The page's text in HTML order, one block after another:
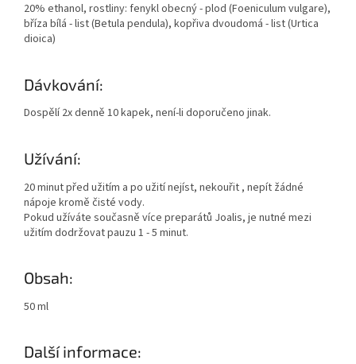
20% ethanol, rostliny: fenykl obecný - plod (Foeniculum vulgare),
bříza bílá - list (Betula pendula), kopřiva dvoudomá - list (Urtica
dioica)
Dávkování:
Dospělí 2x denně 10 kapek, není-li doporučeno jinak.
Užívání:
20 minut před užitím a po užití nejíst, nekouřit , nepít žádné
nápoje kromě čisté vody.
Pokud užíváte současně více preparátů Joalis, je nutné mezi
užitím dodržovat pauzu 1 - 5 minut.
Obsah:
50 ml
Další informace: